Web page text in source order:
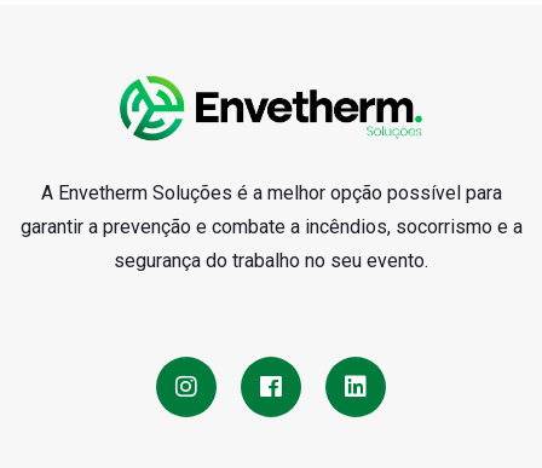
A Envetherm Soluções é a melhor opção possível para
garantir a prevenção e combate a incêndios, socorrismo e a
segurança do trabalho no seu evento.